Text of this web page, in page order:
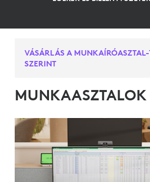
VÁSÁRLÁS A
SZERINT
MUNKAASZTALOK